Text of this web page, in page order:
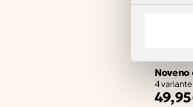
Noveno
4
49,95